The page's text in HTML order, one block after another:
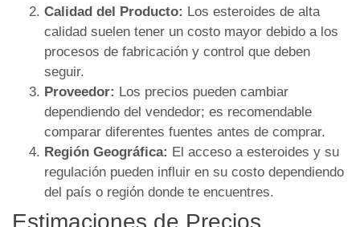
Calidad del Producto: Los esteroides de alta
calidad suelen tener un costo mayor debido a los
procesos de fabricación y control que deben
seguir.
Proveedor: Los precios pueden cambiar
dependiendo del vendedor; es recomendable
comparar diferentes fuentes antes de comprar.
Región Geográfica: El acceso a esteroides y su
regulación pueden influir en su costo dependiendo
del país o región donde te encuentres.
Estimaciones de Precios